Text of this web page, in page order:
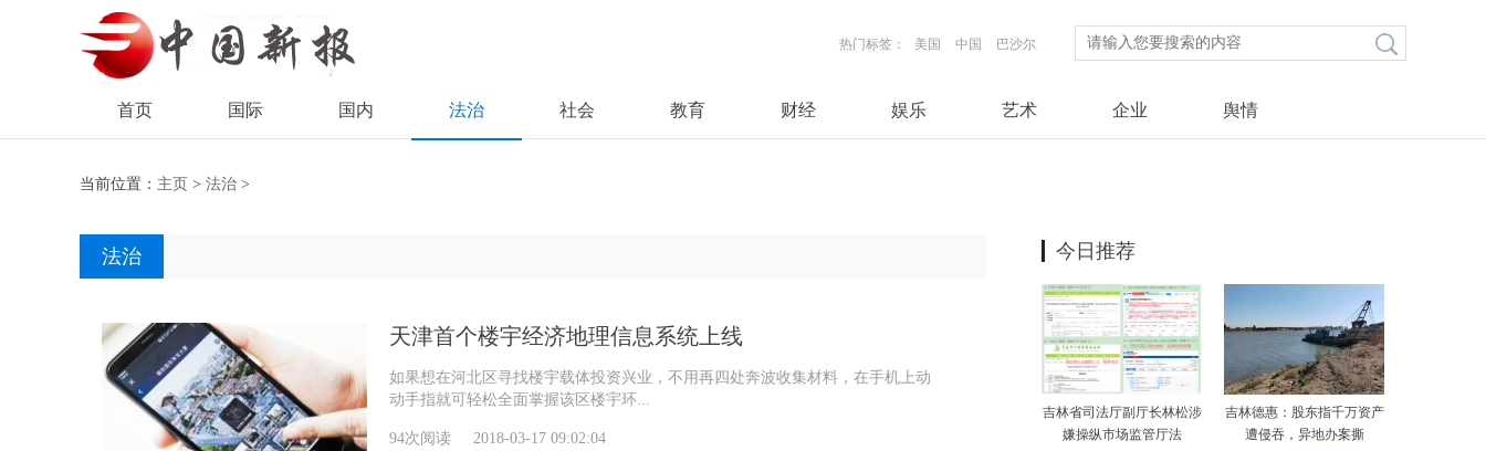
热门标签： 美国 中国 巴沙尔
首页 国际 国内 法治 社会 教育 财经 娱乐 艺术 企业 舆情
当前位置： 主页 > 法治 >
法治
天津首个楼宇经济地理信息系统上线
如果想在河北区寻找楼宇载体投资兴业，不用再四处奔波收集材料，在手机上动
动手指就可轻松全面掌握该区楼宇环...
94次阅读 2018-03-17 09:02:04
今日推荐
吉林省司法厅副厅长林松涉
嫌操纵市场监管厅法
吉林德惠：股东指千万资产
遭侵吞，异地办案撕